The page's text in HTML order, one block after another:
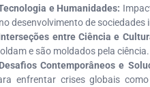
e Humanidades:
desenvolvimento de sociedades
entre Ciência e
e são moldados pela ciência.
Desafios Contemporâneos e
enfrentar crises globais